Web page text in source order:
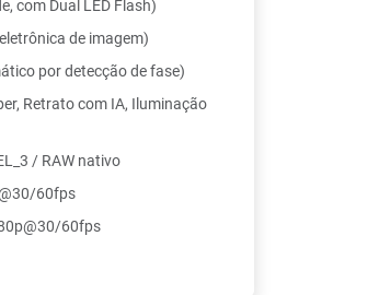
com Dual LED Flash)
de imagem)
por detecção de fase)
Retrato com IA, Iluminação
/ RAW nativo
60fps
60fps